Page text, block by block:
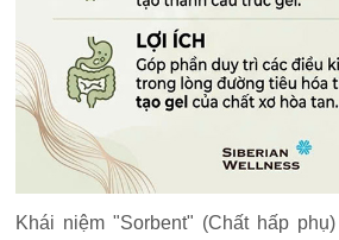
Khái niệm "Sorbent" (Chất hấp